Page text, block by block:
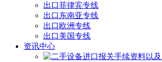
出口菲律宾专线
出口东南亚专线
出口欧洲专线
出口美国专线
资讯中心